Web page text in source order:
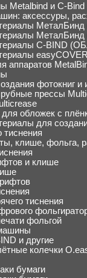
Metalbind и C-Bind
аксессуры,
C-BIND
аппаратов
фотокниг
прессы
обложек с
для
тиснения
клише, фольга,
и клише
тиснения
фольгой
и другие
колечки
бумаги